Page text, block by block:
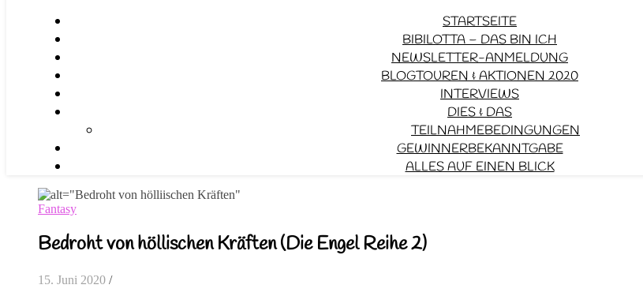
STARTSEITE
BIBILOTTA – DAS BIN ICH
NEWSLETTER-ANMELDUNG
BLOGTOUREN & AKTIONEN 2020
INTERVIEWS
DIES & DAS
TEILNAHMEBEDINGUNGEN
GEWINNERBEKANNTGABE
ALLES AUF EINEN BLICK
Fantasy
Bedroht von höllischen Kräften (Die Engel Reihe 2)
15. Juni 2020 /